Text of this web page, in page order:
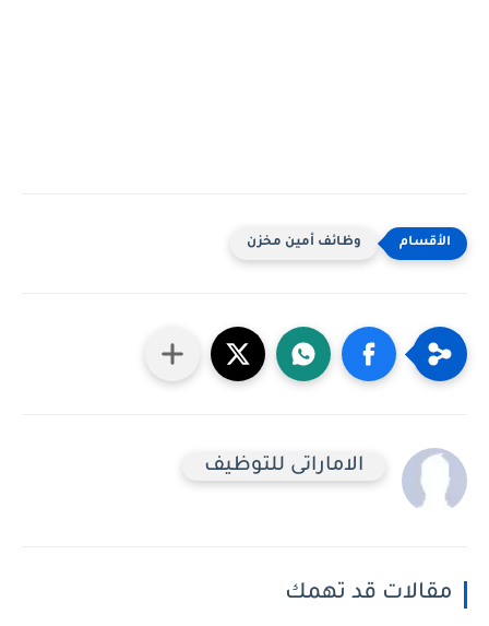
وظائف أمين مخزن
الاماراتى للتوظيف
مقالات قد تهمك